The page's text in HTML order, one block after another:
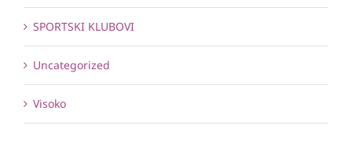
SPORTSKI KLUBOVI
Uncategorized
Visoko